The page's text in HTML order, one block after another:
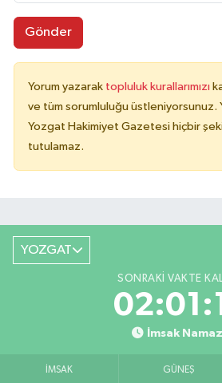
Gönder
Yorum yazarak topluluk kurallarımızı
ve tüm sorumluluğu üstleniyorsunuz.
Yozgat Hakimiyet Gazetesi hiçbir
tutulamaz.
YOZGAT
SONRAKI VAKTE
İmsak
İMSAK GÜNEŞ